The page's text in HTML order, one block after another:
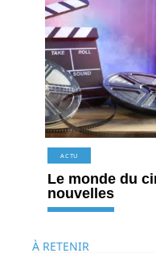
ACTU
Le monde du
nouvelles
À RETENIR